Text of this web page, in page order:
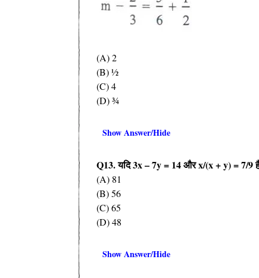
(A) 2
(B) ½
(C) 4
(D) ¾
Show Answer/Hide
Q13.यदि3x – 7y = 14औरx/(x + y) = 7/9
(A) 81
(B) 56
(C) 65
(D) 48
Show Answer/Hide